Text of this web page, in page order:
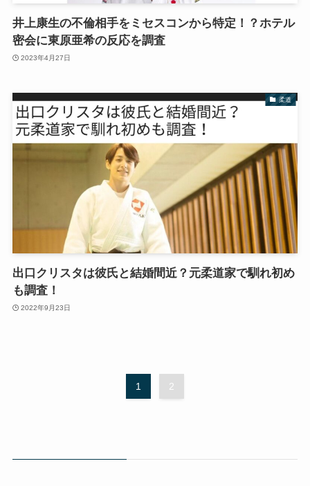
井上康生の不倫相手をミセスコンから特定！？ホテル
密会に東原亜希の反応を調査
2023年4月27日
柔道
出口クリスタは彼氏と結婚間近？元柔道家で馴れ初め
も調査！
2022年9月23日
1 2